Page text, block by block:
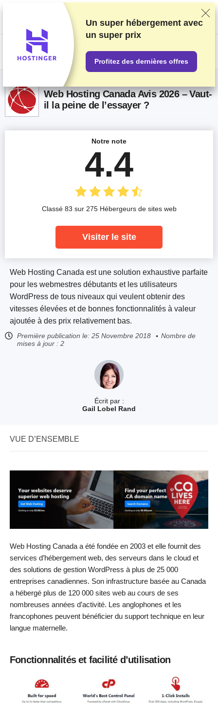
Nous classons nos produits sur la base de tests et de recherches
rigoureux, mais nous tenons également compte de vos commentaires et
des accords commerciaux conclus avec les fournisseurs. Cette page
contient des liens d'affiliation.Information sur la publicité.
US$
Web Hosting Canada Avis 2026 – Vaut-
il la peine de l’essayer ?
Écrit par :
Gail Lobel Rand
Web Hosting Canada est une solution exhaustive parfaite
pour les webmestres débutants et les utilisateurs
WordPress de tous niveaux qui veulent obtenir des
vitesses élevées et de bonnes fonctionnalités à valeur
ajoutée à des prix relativement bas.
Première publication le: 25 Novembre 2018
Nombre de
mises à jour : 2
Notre note
4.4
Classé 83 sur 275 Hébergeurs de sites web
Visiter le site
VUE D’ENSEMBLE
Web Hosting Canada a été fondée en 2003 et elle fournit des
services d’hébergement web, des serveurs dans le cloud et
des solutions de gestion WordPress à plus de 25 000
entreprises canadiennes. Son infrastructure basée au Canada
a hébergé plus de 120 000 sites web au cours de ses
nombreuses années d’activité. Les anglophones et les
francophones peuvent bénéficier du support technique en leur
langue maternelle.
Fonctionnalités et facilité d’utilisation
Un super hébergement avec
un super prix
Profitez des dernières offres